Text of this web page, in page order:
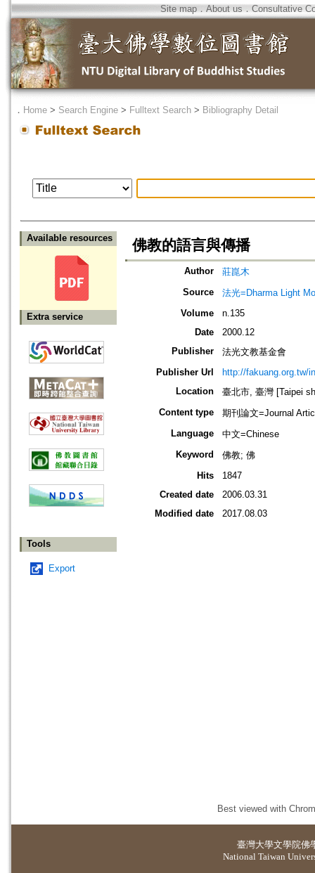
Site map．About us ． Consultative
． Home > Search Engine > Fulltext Search > Bibliography Detail
Available resources
Extra service
Tools
Export
佛教的語言與傳播
Author
莊崑木
Source
法光=Dharma Light
Volume
n.135
Date
2000.12
Publisher
法光文教基金會
Publisher Url
http://fakuang.org.tw/
Location
臺北市, 臺灣 [Taipei
Content type
期刊論文=Journal
Language
中文=Chinese
Keyword
佛教; 佛
Hits
1847
Created date
2006.03.31
Modified date
2017.08.03
Best viewed with
臺灣大學文學院佛
National Taiwan